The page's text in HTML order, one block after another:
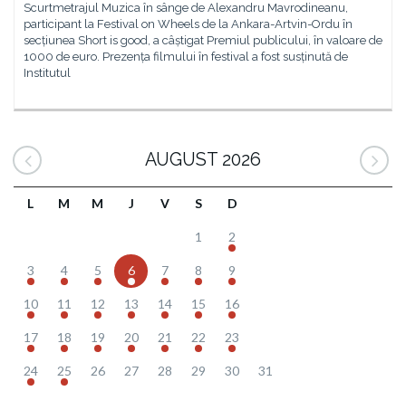
Scurtmetrajul Muzica în sânge de Alexandru Mavrodineanu,
participant la Festival on Wheels de la Ankara-Artvin-Ordu în
secțiunea Short is good, a câștigat Premiul publicului, în valoare de
1000 de euro. Prezența filmului în festival a fost susținută de
Institutul
AUGUST 2026
L M M J V S D
1 2
3 4 5 6 7 8 9
10 11 12 13 14 15 16
17 18 19 20 21 22 23
24 25 26 27 28 29 30 31